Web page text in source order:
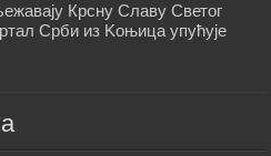
Крсну Славу Светог
Срби из Kоњица упућује